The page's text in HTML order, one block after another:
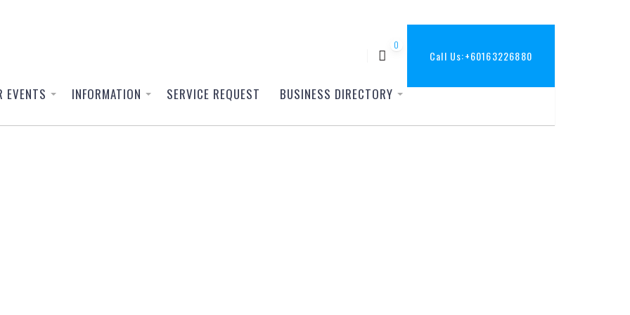
Call Us:+60163226880
0
EVENTS INFORMATION SERVICE REQUEST BUSINESS DIRECTORY